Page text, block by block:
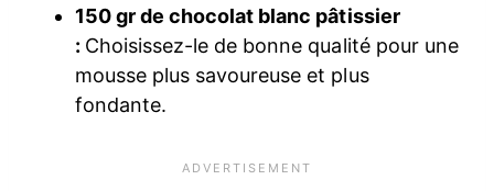
150 gr de chocolat blanc pâtissier
: Choisissez-le de bonne qualité pour une
mousse plus savoureuse et plus
fondante.